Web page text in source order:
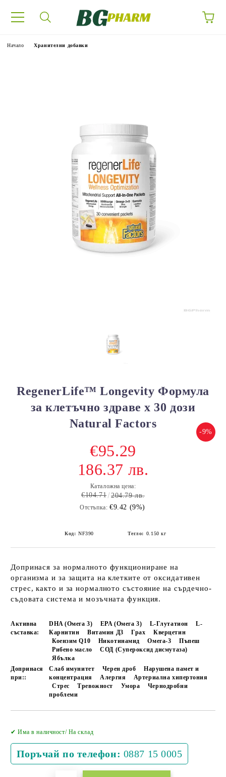
Начало Хранителни добавки
RеgenerLife™ Longevity Формула
за клетъчно здраве х 30 дози
Natural Factors
-9%
€95.29
186.37 лв.
Каталожна цена:
€104.71 204.79 лв.
Отстъпка: €9.42 (9%)
Код: NF390 Тегло: 0.150 кг
Допринася за нормалното функциониране на
организма и за защита на клетките от oксидативен
стрес, както и за нормалното състояние на сърдечно-
съдовата система и мозъчната функция.
Активна
съставка:
DHA (Омега 3) EPA (Омега 3) L-Глутатион
L-
Карнитин
Витамин Д3 Грах
Кверцетин
Коензим Q10
Никотинамид Омега-3
Пъпеш
Рибено масло
СОД (Супероксид дисмутаза)
Ябълка
Допринася
при::
Слаб имунитет Черен дроб
Нарушена памет и
концентрация
Алергия
Артериална хипертония
Стрес
Тревожност Умора
Чернодробни
проблеми
✔ Има в наличност/ На склад
Поръчай по телефон: 0887 15 0005